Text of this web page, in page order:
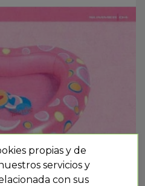
propias y de
servicios y
con sus